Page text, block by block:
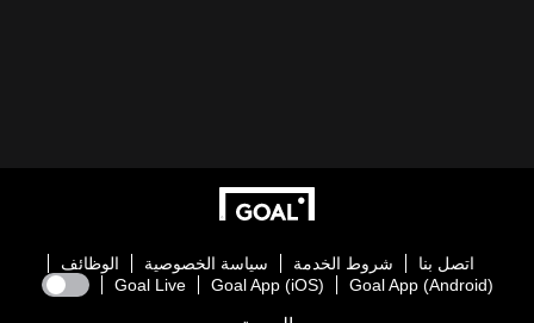
اتصل بنا شروط الخدمة سياسة الخصوصية
الوظائف
Goal App (Android)
Goal App (iOS)
Goal Live